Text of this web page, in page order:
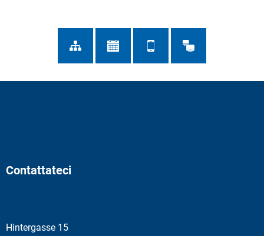
Contattateci
Hintergasse 15